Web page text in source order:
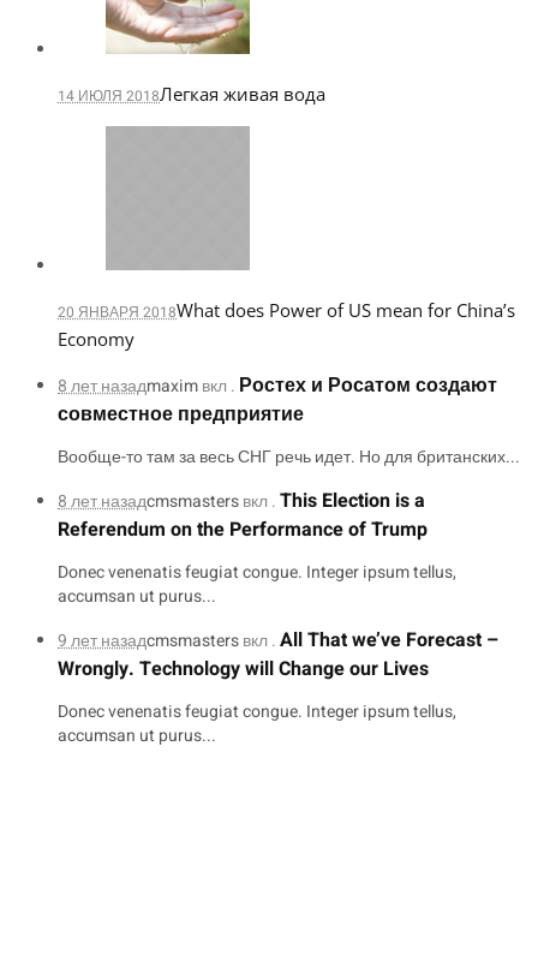
14 ИЮЛЯ 2018Легкая живая вода
20 ЯНВАРЯ 2018What does Power of US mean for China’s
Economy
8 лет назадmaximвкл . Ростех и Росатом создают
совместное предприятие
Вообще-то там за весь СНГ речь идет. Но для британских...
8 лет назадcmsmastersвкл .This Election is a
Referendum on the Performance of Trump
Donec venenatis feugiat congue. Integer ipsum tellus,
accumsan ut purus...
9 лет назадcmsmastersвкл .All That we’ve Forecast –
Wrongly. Technology will Change our Lives
Donec venenatis feugiat congue. Integer ipsum tellus,
accumsan ut purus...